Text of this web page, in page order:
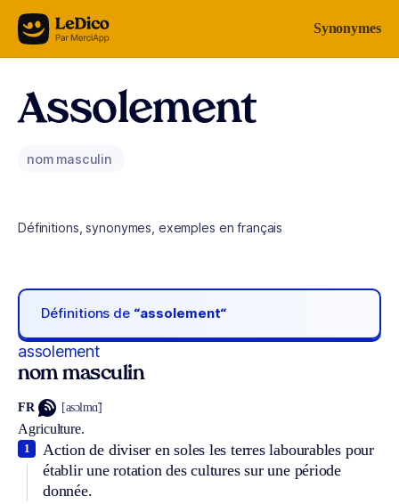
Aller au contenu Synonymes
Assolement
nom masculin
Définitions, synonymes, exemples en français
Définitions de “assolement“
assolement
nom masculin
FR [asɔlmɑ̃]
Agriculture.
Action de diviser en soles les terres labourables pour
établir une rotation des cultures sur une période
donnée.
1